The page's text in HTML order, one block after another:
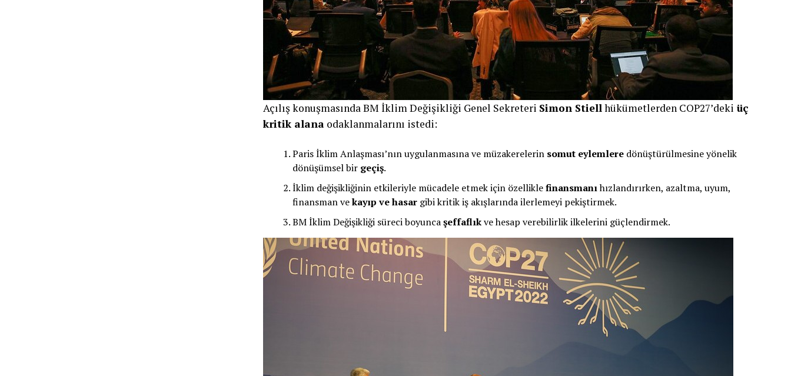
Açılış konuşmasında BM İklim Değişikliği Genel Sekreteri Simon Stiellhükümetlerden COP27’deki üç
kritik alana odaklanmalarını istedi:
Paris İklim Anlaşması’nın uygulanmasına ve müzakerelerin somut eylemlere dönüştürülmesine yönelik
dönüşümsel bir geçiş.
İklim değişikliğinin etkileriyle mücadele etmek için özelliklefinansmanıhızlandırırken, azaltma, uyum,
finansman vekayıp ve hasar gibi kritik iş akışlarında ilerlemeyi pekiştirmek.
BM İklim Değişikliği süreci boyuncaşeffaflıkve hesap verebilirlik ilkelerini güçlendirmek.